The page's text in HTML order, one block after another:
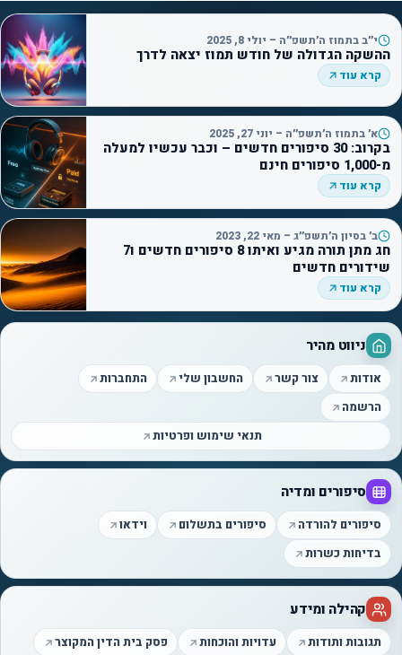
י״ב בתמוז ה׳תשפ״ה – יולי 8, 2025
ההשקה הגדולה של חודש תמוז יצאה לדרך
קרא עוד
א׳ בתמוז ה׳תשפ״ה – יוני 27, 2025
בקרוב: 30 סיפורים חדשים – וכבר עכשיו למעלה
מ-1,000 סיפורים חינם
קרא עוד
ב׳ בסיון ה׳תשפ״ג – מאי 22, 2023
חג מתן תורה מגיע ואיתו 8 סיפורים חדשים ו7
שידורים חדשים
קרא עוד
ניווט מהיר
אודות צור קשר החשבון שלי
התחברות
הרשמה
תנאי שימוש ופרטיות
סיפורים ומדיה
סיפורים להורדה סיפורים בתשלום
וידאו
בדיחות כשרות
קהילה ומידע
תגובות ותודות עדויות והוכחות פסק בית הדין המקוצר